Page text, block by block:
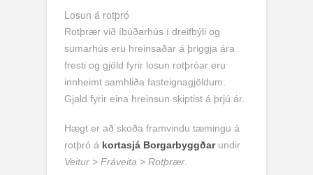
Losun á rotþró
Rotþrær við íbúðarhús í dreifbýli og
sumarhús eru hreinsaðar á þriggja ára
fresti og gjöld fyrir losun rotþróar eru
innheimt samhliða fasteignagjöldum.
Gjald fyrir eina hreinsun skiptist á þrjú ár.
Hægt er að skoða framvindu tæmingu á
rotþró á kortasjá Borgarbyggðarundir
Veitur > Fráveita > Rotþrær.